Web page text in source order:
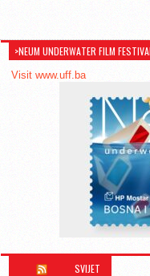
>NEUM UNDERWATER FILM FESTIVAL
Visit www.uff.ba
SVIJET